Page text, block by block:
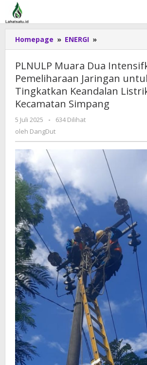
Lewati
konten
Homepage » ENERGI »
Muara
Intensifkan
Pemeliharaan
Jaringan
untuk
Tingkatkan
di
Kecamatan
Simpang
PLNULP Muara Dua
Pemeliharaan Jaringan
Tingkatkan Keandalan
Kecamatan Simpang
5 Juli 2025
oleh
DangDut
-
634 Dilihat
oleh DangDut